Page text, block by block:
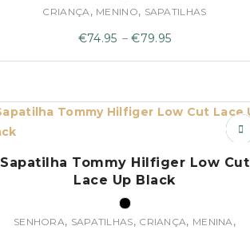
CRIANÇA, MENINO, SAPATILHAS
€74.95 – €79.95Price
range:
€79.95
Sapatilha Tommy Hilfiger Low Cut
Lace Up Black
SENHORA, SAPATILHAS, CRIANÇA, MENINA,